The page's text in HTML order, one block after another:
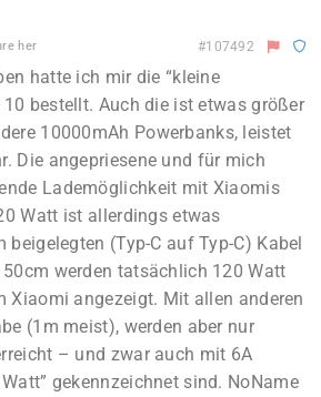
her #107492
hatte ich mir die “kleine
10 bestellt. Auch die ist etwas größer
10000mAh Powerbanks, leistet
Die angepriesene und für mich
Lademöglichkeit mit Xiaomis
Watt ist allerdings etwas
(Typ-C auf Typ-C) Kabel
werden tatsächlich 120 Watt
Xiaomi angezeigt. Mit allen anderen
(1m meist), werden aber nur
– und zwar auch mit 6A
gekennzeichnet sind. NoName